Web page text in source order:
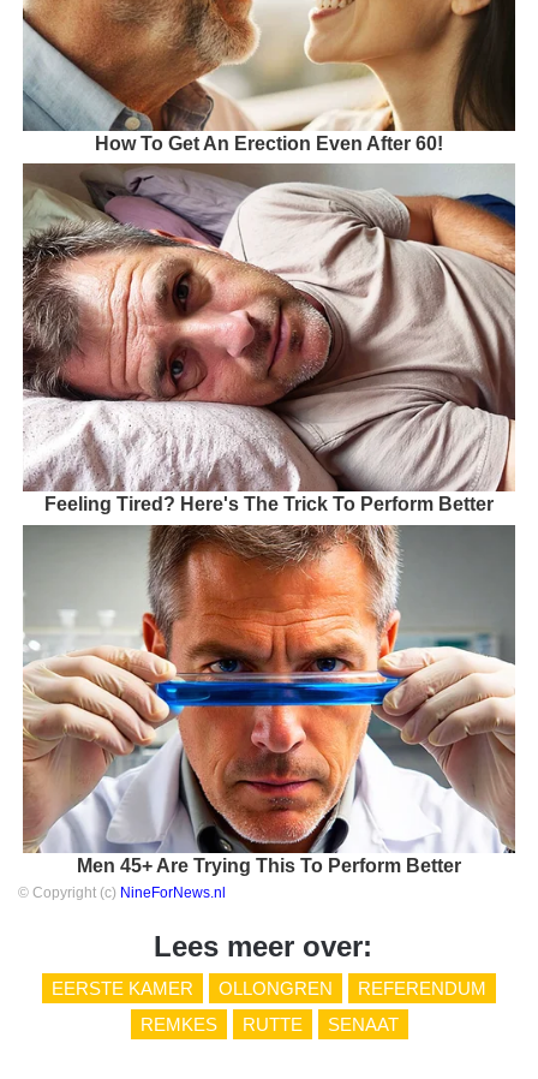
How To Get An Erection Even After 60!
Feeling Tired? Here's The Trick To Perform Better
Men 45+ Are Trying This To Perform Better
© Copyright (c) NineForNews.nl
Lees meer over:
EERSTE KAMER OLLONGREN
REFERENDUM
REMKES
RUTTE SENAAT